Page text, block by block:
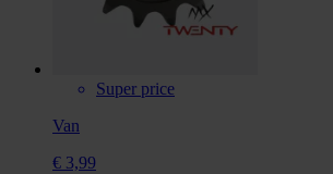
Super price
Van
€ 3,99